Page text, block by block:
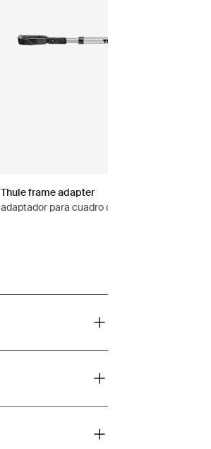
Thule frame adapter
adaptador para cuadro de bicicleta negro